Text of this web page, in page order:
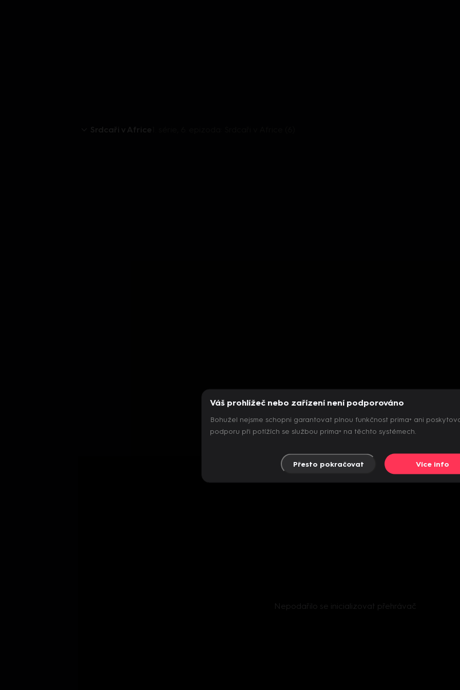
Nepodařilo se inicializovat přehrávač
Váš prohlížeč nebo zařízení není podporováno
Bohužel nejsme schopni garantovat plnou funkčnost prima+ ani
podporu při potížích se službou prima+ na těchto systémech.
Přesto pokračovat Více info